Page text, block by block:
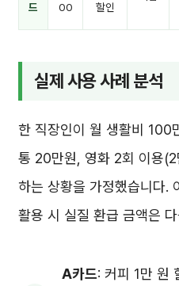
드
00
할인
실제 사용 사례 분석
한 직장인이 월 생활비 100
통 20만원, 영화 2회 이용
하는 상황을 가정했습니다.
활용 시 실질 환급 금액은
A카드: 커피 1만 원